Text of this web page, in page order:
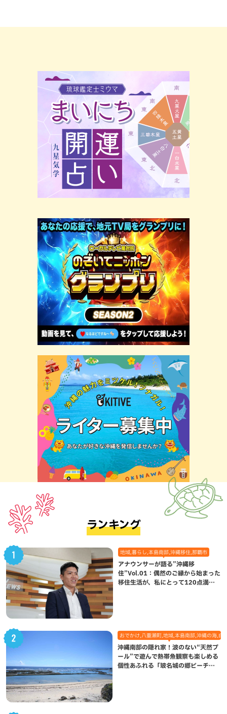
ランキング
地域,暮らし,本島南部,沖縄移住,那覇市
アナウンサーが語る”沖縄移
住”Vol.01：偶然のご縁から始まった
移住生活が、私にとって120点満点
おでかけ,八重瀬町,地域,本島南部,沖縄の海,自
沖縄南部の隠れ家！波のない“天然プ
ール”で遊んで熱帯魚観察も楽しめる
個性あふれる「玻名城の郷ビーチ」